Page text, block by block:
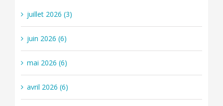
juillet 2026 (3)
juin 2026 (6)
mai 2026 (6)
avril 2026 (6)